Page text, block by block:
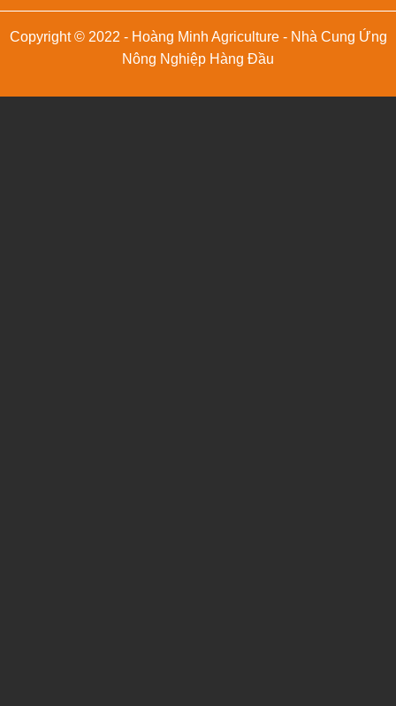
Copyright © 2022 - Hoàng Minh Agriculture - Nhà Cung Ứng
Nông Nghiệp Hàng Đầu